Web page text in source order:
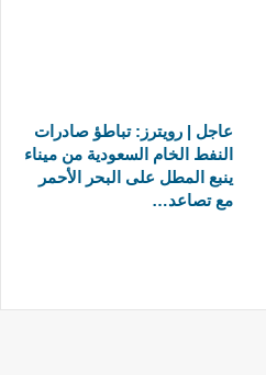
عاجل | رويترز: تباطؤ صادرات
النفط الخام السعودية من ميناء
ينبع المطل على البحر الأحمر
مع تصاعد…